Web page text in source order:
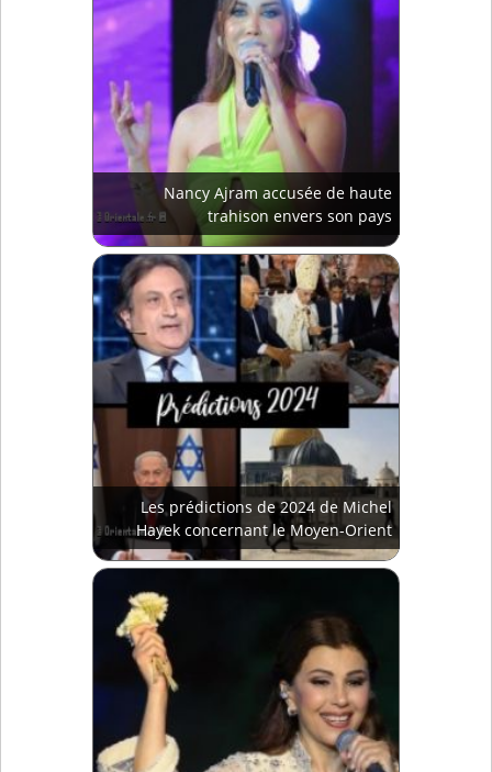
Nancy Ajram accusée de haute
trahison envers son pays
Les prédictions de 2024 de Michel
Hayek concernant le Moyen-Orient